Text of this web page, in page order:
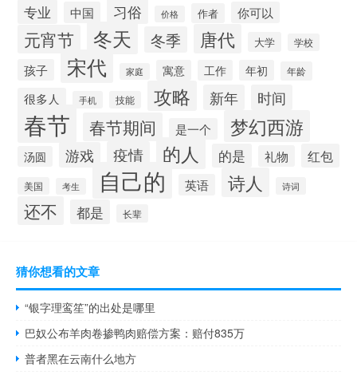
专业 中国 习俗 价格 作者 你可以
元宵节 冬天 冬季 唐代 大学 学校
孩子 宋代 家庭 寓意 工作 年初 年龄
很多人 手机 技能 攻略 新年 时间
春节 春节期间 是一个 梦幻西游
汤圆 游戏 疫情 的人 的是 礼物 红包
美国 考生 自己的 英语 诗人 诗词
还不 都是 长辈
猜你想看的文章
“银字理鸾笙”的出处是哪里
巴奴公布羊肉卷掺鸭肉赔偿方案：赔付835万
普者黑在云南什么地方